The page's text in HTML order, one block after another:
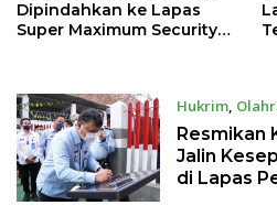
Dipindahkan ke Lapas
Super Maximum Security
Hukrim,
Resmikan
Jalin
di Lapas